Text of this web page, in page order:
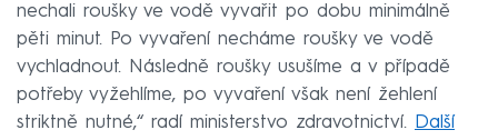
nechali roušky ve vodě vyvařit po dobu minimálně
pěti minut. Po vyvaření necháme roušky ve vodě
vychladnout. Následně roušky usušíme a v případě
potřeby vyžehlíme, po vyvaření však není žehlení
striktně nutné,“ radí ministerstvo zdravotnictví. Další